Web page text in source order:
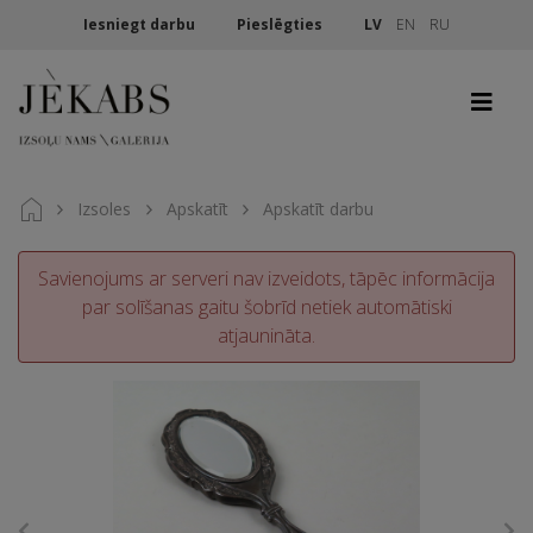
Iesniegt darbu Pieslēgties LV EN RU
Izsoles Apskatīt Apskatīt darbu
Savienojums ar serveri nav izveidots, tāpēc informācija
par solīšanas gaitu šobrīd netiek automātiski
atjaunināta.